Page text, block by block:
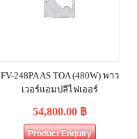
FV-248PA AS TOA (480W) พาว
เวอร์แอมปลิไฟเออร์
54,800.00 ฿
Product Enquiry